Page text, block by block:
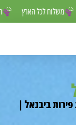
משלוח לכל הארץ
ביבנאל |